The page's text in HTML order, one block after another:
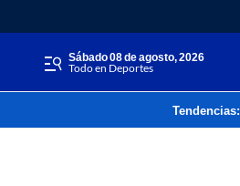
sábado 08 de agosto, 2026
Todo en Deportes
Tendencias: